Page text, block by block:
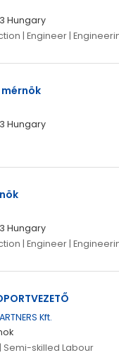
Hungary
| Engineer |
Hungary
Hungary
| Engineer |
Kft.
Semi-skilled Labour